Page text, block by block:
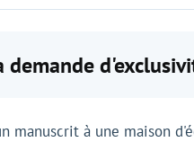
demande
manuscrit à une maison